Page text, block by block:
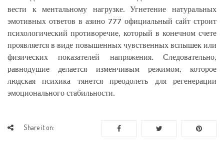
вести к ментальному нагрузке. Угнетение натуральных
эмотивных ответов в азино 777 официальный сайт строит
психологический противоречие, который в конечном счете
проявляется в виде повышенных чувственных вспышек или
физических показателей напряжения. Следовательно,
равнодушие делается изменчивым режимом, которое
людская психика тянется преодолеть для регенерации
эмоционального стабильности.
Share it on: